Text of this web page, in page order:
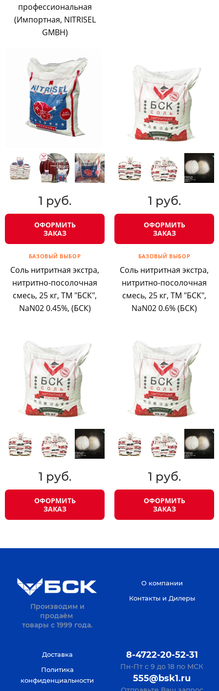
профессиональная
(Импортная, NITRISEL
GMBH)
1 руб.
ОФОРМИТЬ
ЗАКАЗ
1 руб.
ОФОРМИТЬ
ЗАКАЗ
БАЗОВЫЙ ВЫБОР
Соль нитритная экстра,
нитритно-посолочная
смесь, 25 кг, ТМ "БСК",
NaN02 0.45%, (БСК)
1 руб.
ОФОРМИТЬ
ЗАКАЗ
БАЗОВЫЙ ВЫБОР
Соль нитритная экстра,
нитритно-посолочная
смесь, 25 кг, ТМ "БСК",
NaN02 0.6% (БСК)
1 руб.
ОФОРМИТЬ
ЗАКАЗ
Производим и
продаём
товары с 1999 года.
О компании
Контакты и Дилеры
Доставка
Политика
конфиденциальности
8-4722-20-52-31
Пн-Пт с 9 до 18 по МСК
555@bsk1.ru